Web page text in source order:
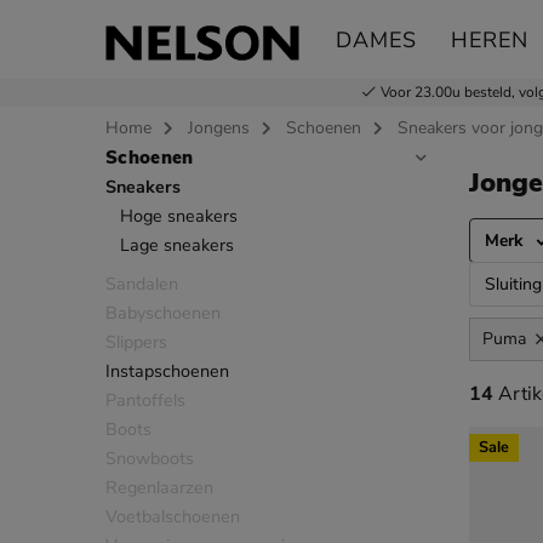
DAMES HEREN
Voor 23.00u besteld,
Home Jongens Schoenen Sneakers voor
Sla categorieën over
Schoenen
Sneakers
Hoge sneakers
Lage sneakers
Sandalen
Babyschoenen
Slippers
Instapschoenen
Pantoffels
Boots
Snowboots
Regenlaarzen
Voetbalschoenen
Merk
Sluiting
Puma
14
14
Sale